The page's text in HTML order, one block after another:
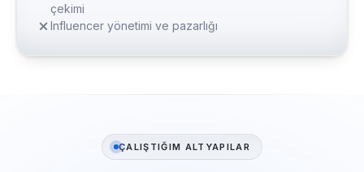
çekimi
Influencer yönetimi ve pazarlığı
ÇALIŞTIĞIM ALTYAPILAR